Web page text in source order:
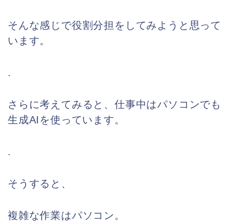
そんな感じで役割分担をしてみようと思って
います。
.
さらに考えてみると、仕事中はパソコンでも
生成AIを使っています。
.
そうすると、
複雑な作業はパソコン。